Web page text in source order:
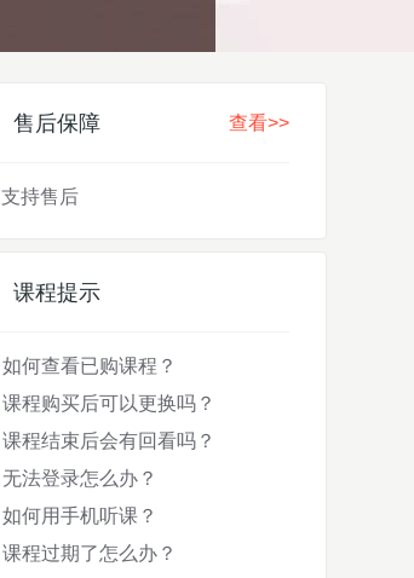
售后保障 查看>>
支持售后
课程提示
如何查看已购课程？
课程购买后可以更换吗？
课程结束后会有回看吗？
无法登录怎么办？
如何用手机听课？
课程过期了怎么办？